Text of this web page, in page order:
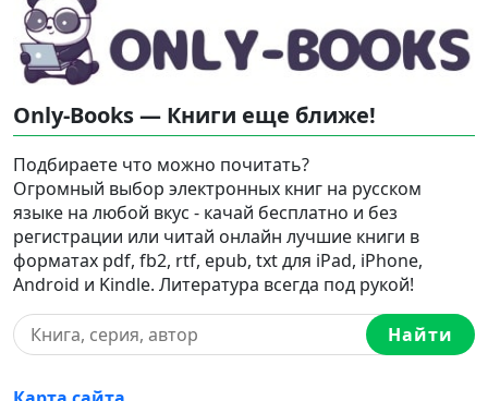
Only-Books — Книги еще ближе!
Подбираете что можно почитать?
Огромный выбор электронных книг на русском
языке на любой вкус - качай бесплатно и без
регистрации или читай онлайн лучшие книги в
форматах pdf, fb2, rtf, epub, txt для iPad, iPhone,
Android и Kindle. Литература всегда под рукой!
Найти